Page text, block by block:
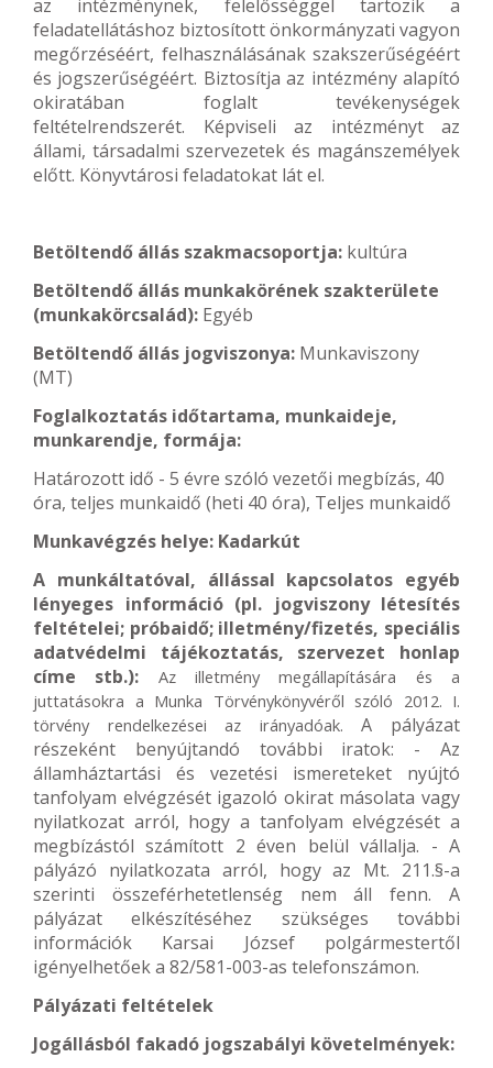
az intézménynek, felelősséggel tartozik a
feladatellátáshoz biztosított önkormányzati vagyon
megőrzéséért, felhasználásának szakszerűségéért
és jogszerűségéért. Biztosítja az intézmény alapító
okiratában foglalt tevékenységek
feltételrendszerét. Képviseli az intézményt az
állami, társadalmi szervezetek és magánszemélyek
előtt. Könyvtárosi feladatokat lát el.
Betöltendő állás szakmacsoportja: kultúra
Betöltendő állás munkakörének szakterülete
(munkakörcsalád): Egyéb
Betöltendő állás jogviszonya: Munkaviszony
(MT)
Foglalkoztatás időtartama, munkaideje,
munkarendje, formája:
Határozott idő - 5 évre szóló vezetői megbízás, 40
óra, teljes munkaidő (heti 40 óra), Teljes munkaidő
Munkavégzés helye: Kadarkút
A munkáltatóval, állással kapcsolatos egyéb
lényeges információ (pl. jogviszony létesítés
feltételei; próbaidő; illetmény/fizetés, speciális
adatvédelmi tájékoztatás, szervezet honlap
címe stb.): Az illetmény megállapítására és a
juttatásokra a Munka Törvénykönyvéről szóló 2012. I.
törvény rendelkezései az irányadóak.A pályázat
részeként benyújtandó további iratok: - Az
államháztartási és vezetési ismereteket nyújtó
tanfolyam elvégzését igazoló okirat másolata vagy
nyilatkozat arról, hogy a tanfolyam elvégzését a
megbízástól számított 2 éven belül vállalja. - A
pályázó nyilatkozata arról, hogy az Mt. 211.§-a
szerinti összeférhetetlenség nem áll fenn. A
pályázat elkészítéséhez szükséges további
információk Karsai József polgármestertől
igényelhetőek a 82/581-003-as telefonszámon.
Pályázati feltételek
Jogállásból fakadó jogszabályi követelmények: